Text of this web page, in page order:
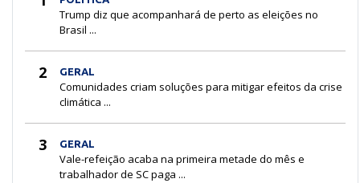
Trump diz que acompanhará de perto as eleições no
Brasil ...
2 GERAL
Comunidades criam soluções para mitigar efeitos da crise
climática ...
3 GERAL
Vale-refeição acaba na primeira metade do mês e
trabalhador de SC paga ...